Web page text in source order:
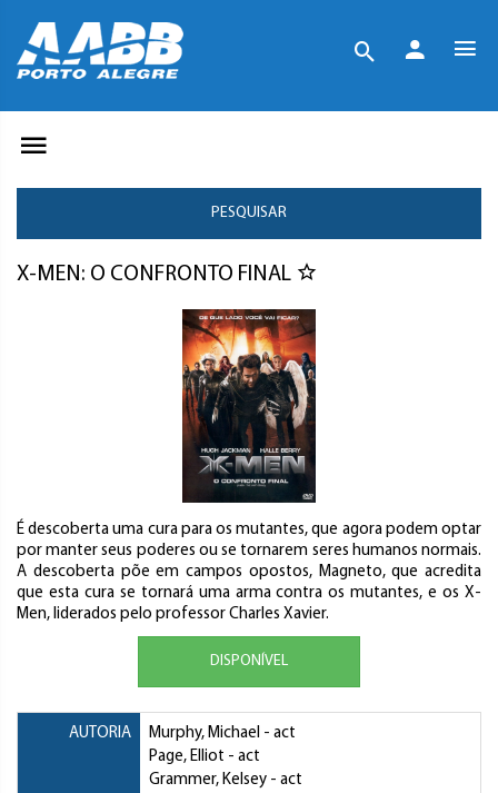
PESQUISAR
X-MEN: O CONFRONTO FINAL
É descoberta uma cura para os mutantes, que agora podem optar
por manter seus poderes ou se tornarem seres humanos normais.
A descoberta põe em campos opostos, Magneto, que acredita
que esta cura se tornará uma arma contra os mutantes, e os X-
Men, liderados pelo professor Charles Xavier.
DISPONÍVEL
AUTORIA Murphy, Michael - act
Page, Elliot - act
Grammer, Kelsey - act